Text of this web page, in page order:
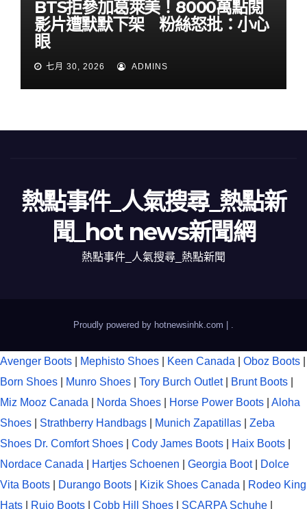
BTS拒參加葛萊美！8000萬點閱
影片遭默默下架 粉絲怒批：小心
眼
七月 30, 2026 ADMINS
熱點事件_人氣搜尋_熱點新
聞_hot news新聞網
熱點事件_人氣搜尋_熱點新聞
Proudly powered by hotnewsinhk.com .
Avenger Boots Mephisto Shoes Keen Canada Oboz Boots
Born Shoes
Munro Shoes Tory Burch Outlet Brunt Boots
Miz Mooz Canada
Norda Shoes Horse Power Boots
Aloha
Shoes
Strathberry Handbags Munich Zapatillas
Zeba
Shoes Dr. Comfort Shoes Cody James Boots Haix Boots
Nordace Canada
Hartjes Schoenen Georgia Boot|
Dolce
Vita Boots
Durango Boots Kizik Shoes Canada
Rodeo King
Hats
Rujo Boots Cobb Hill Shoes SCARPA Schuhe